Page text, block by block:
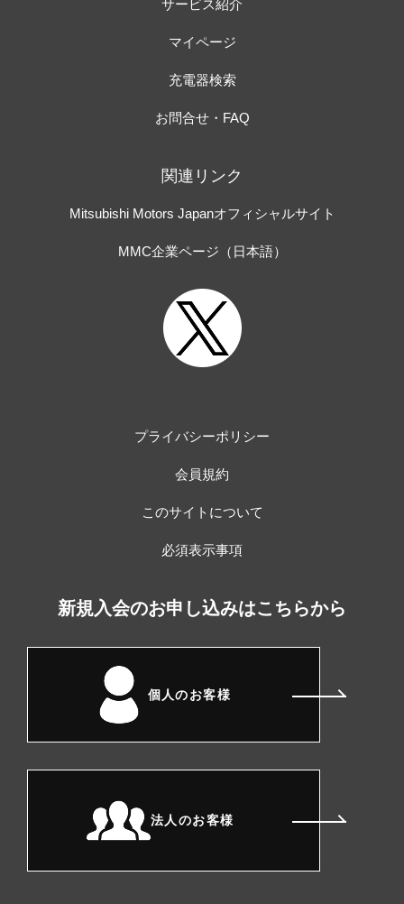
サービス紹介
マイページ
充電器検索
お問合せ・FAQ
関連リンク
Mitsubishi Motors Japanオフィシャルサイト
MMC企業ページ（日本語）
プライバシーポリシー
会員規約
このサイトについて
必須表示事項
新規入会のお申し込みはこちらから
個人のお客様
法人のお客様